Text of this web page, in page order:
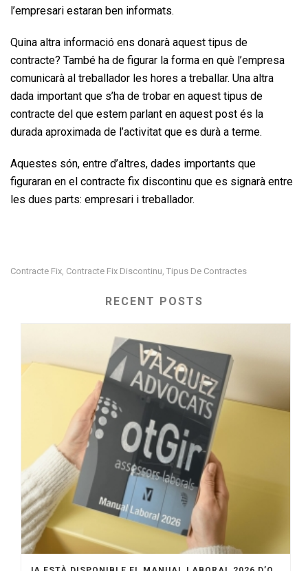
l’empresari estaran ben informats.
Quina altra informació ens donarà aquest tipus de
contracte? També ha de figurar la forma en què l’empresa
comunicarà al treballador les hores a treballar. Una altra
dada important que s’ha de trobar en aquest tipus de
contracte del que estem parlant en aquest post és la
durada aproximada de l’activitat que es durà a terme.
Aquestes són, entre d’altres, dades importants que
figuraran en el contracte fix discontinu que es signarà entre
les dues parts: empresari i treballador.
Contracte Fix, Contracte Fix Discontinu, Tipus De Contractes
RECENT POSTS